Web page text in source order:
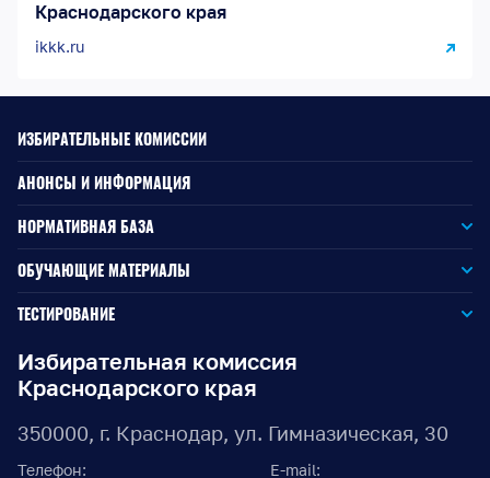
Краснодарского края
ikkk.ru
Избирательная комиссия
Краснодарского края
350000, г. Краснодар, ул. Гимназическая, 30
Телефон: E-mail:
ИЗБИРАТЕЛЬНЫЕ КОМИССИИ
АНОНСЫ И ИНФОРМАЦИЯ
НОРМАТИВНАЯ БАЗА
Законодательство РФ
Законодательство КК
Документы ЦИК России
Документы ИККК
Выборы Губернатора Краснодарского края
ОБУЧАЮЩИЕ МАТЕРИАЛЫ
Для окружной избирательной комиссии
Для территориальной избирательной комиссии
Для участковой избирательной комиссии
ТЕСТИРОВАНИЕ
Для членов участковых избирательных комиссий